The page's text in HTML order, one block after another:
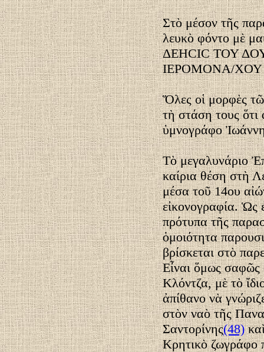
Στὸ μέσον τῆς
λευκὸ φόντο μὲ
ΔEHCIC ΤΟΥ
ΙΕΡΟΜΟΝΑ/
Ὅλες οἱ μορφὲς
τὴ στάση τους ὅτι
ὑμνογράφο
Τὸ μεγαλυνάριο
καίρια θέση στὴ
μέσα τοῦ 14ου
εἰκονογραφία. Ὡς
πρότυπα τῆς
ὁμοιότητα
βρίσκεται στὸ
Εἶναι ὅμως σαφῶς
Κλόντζα, μὲ τὸ
ἀπίθανο νὰ
στὸν ναὸ τῆς
Σαντορίνης(48)
Κρητικὸ ζωγράφο